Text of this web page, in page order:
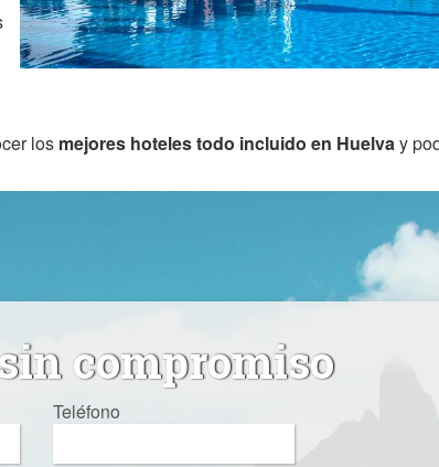
los mejores hoteles todo incluido en Huelvay
compromiso
Teléfono